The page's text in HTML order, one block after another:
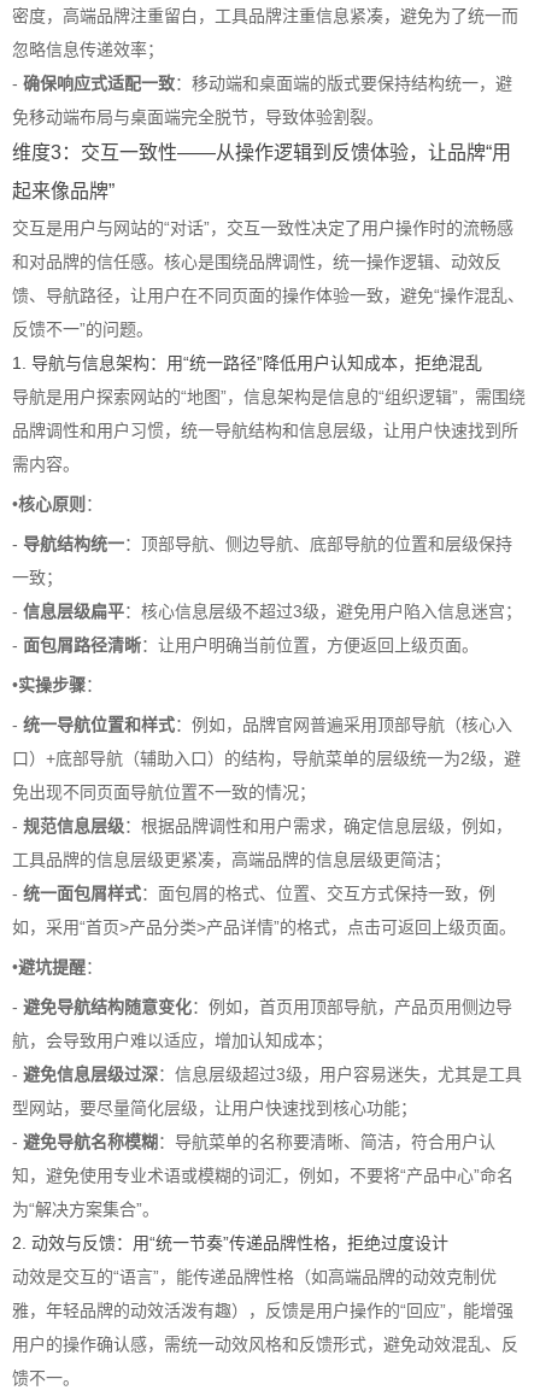
密度，高端品牌注重留白，工具品牌注重信息紧凑，避免为了统一而
忽略信息传递效率；
- 确保响应式适配一致：移动端和桌面端的版式要保持结构统一，避
免移动端布局与桌面端完全脱节，导致体验割裂。
维度3：交互一致性——从操作逻辑到反馈体验，让品牌“用
起来像品牌”
交互是用户与网站的“对话”，交互一致性决定了用户操作时的流畅感
和对品牌的信任感。核心是围绕品牌调性，统一操作逻辑、动效反
馈、导航路径，让用户在不同页面的操作体验一致，避免“操作混乱、
反馈不一”的问题。
1. 导航与信息架构：用“统一路径”降低用户认知成本，拒绝混乱
导航是用户探索网站的“地图”，信息架构是信息的“组织逻辑”，需围绕
品牌调性和用户习惯，统一导航结构和信息层级，让用户快速找到所
需内容。
•核心原则 ：
- 导航结构统一：顶部导航、侧边导航、底部导航的位置和层级保持
一致；
- 信息层级扁平：核心信息层级不超过3级，避免用户陷入信息迷宫；
- 面包屑路径清晰：让用户明确当前位置，方便返回上级页面。
•实操步骤：
- 统一导航位置和样式：例如，品牌官网普遍采用顶部导航（核心入
口）+底部导航（辅助入口）的结构，导航菜单的层级统一为2级，避
免出现不同页面导航位置不一致的情况；
- 规范信息层级：根据品牌调性和用户需求，确定信息层级，例如，
工具品牌的信息层级更紧凑，高端品牌的信息层级更简洁；
- 统一面包屑样式：面包屑的格式、位置、交互方式保持一致，例
如，采用“首页>产品分类>产品详情”的格式，点击可返回上级页面。
•避坑提醒：
- 避免导航结构随意变化：例如，首页用顶部导航，产品页用侧边导
航，会导致用户难以适应，增加认知成本；
- 避免信息层级过深：信息层级超过3级，用户容易迷失，尤其是工具
型网站，要尽量简化层级，让用户快速找到核心功能；
- 避免导航名称模糊：导航菜单的名称要清晰、简洁，符合用户认
知，避免使用专业术语或模糊的词汇，例如，不要将“产品中心”命名
为“解决方案集合”。
2. 动效与反馈：用“统一节奏”传递品牌性格，拒绝过度设计
动效是交互的“语言”，能传递品牌性格（如高端品牌的动效克制优
雅，年轻品牌的动效活泼有趣），反馈是用户操作的“回应”，能增强
用户的操作确认感，需统一动效风格和反馈形式，避免动效混乱、反
馈不一。